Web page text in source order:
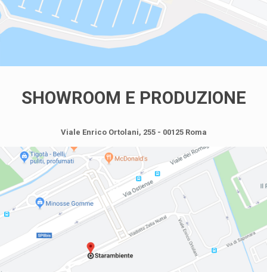
SHOWROOM E PRODUZIONE
Viale Enrico Ortolani, 255 - 00125 Roma